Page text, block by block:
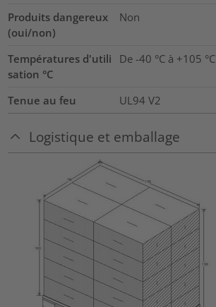
Produits dangereux
(oui/non)
Non
Températures d'utili
sation °C
De -40 °C à +105 °C
Tenue au feu UL94 V2
Logistique et emballage